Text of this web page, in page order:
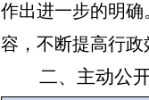
作出进一步的明
容，不断提高行政
二、主动公